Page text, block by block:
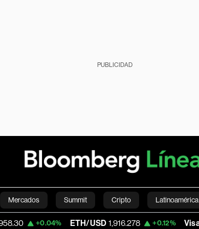
PUBLICIDAD
Mercados Summit Cripto Latinoamérica
Economía Estilo de vida Mundo
ETH/USD 1,916.278 +0.12% Visa 362.50